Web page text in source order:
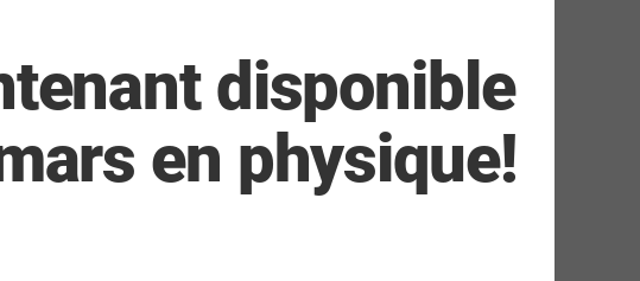
disponible
en physique!